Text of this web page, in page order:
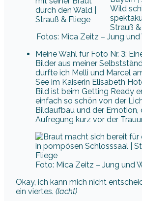
Fotos: Mica Zeitz – Jung
Meine Wahl für Foto Nr. 3:
Bilder aus meiner
durfte ich Melli und Marcel
See im Kaiserin Elisabeth
Bild ist beim Getting Ready
einfach so schön von der
Bildaufbau und der Emotion,
Aufregung kurz vor der
Foto: Mica Zeitz – Jung und
Okay, ich kann mich nicht
ein viertes. (lacht)